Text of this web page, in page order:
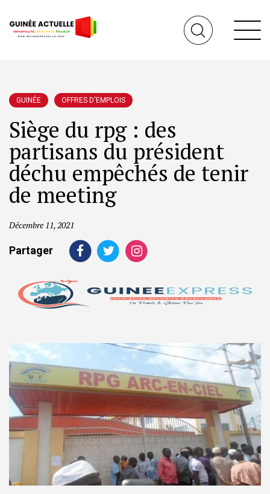
GUINÉE OFFRES D'EMPLOIS
Siège du rpg : des
partisans du président
déchu empêchés de tenir
de meeting
Décembre 11, 2021
Partager